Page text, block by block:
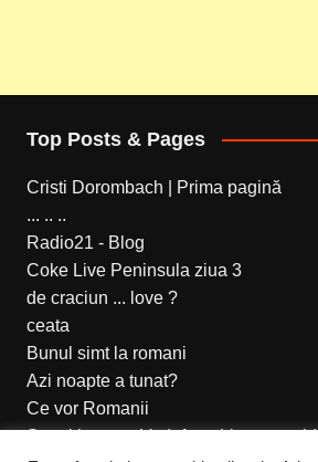
Top Posts & Pages
Cristi Dorombach | Prima pagină
... .. ..
Radio21 - Blog
Coke Live Peninsula ziua 3
de craciun ... love ?
ceata
Bunul simt la romani
Azi noapte a tunat?
Ce vor Romanii
Setari internet Vodafone Live prepaid